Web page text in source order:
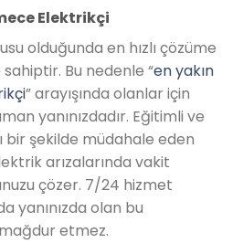
Elektrikçi
olduğunda en hızlı çözüme
Bu nedenle “en yakın
” arayışında olanlar için
yanınızdadır. Eğitimli ve
bir şekilde müdahale eden
arızalarında vakit
çözer. 7/24 hizmet
yanınızda olan bu
etmez.